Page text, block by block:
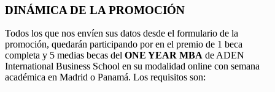
DINÁMICA DE LA PROMOCIÓN
Todos los que nos envíen sus datos desde el formulario de la
promoción, quedarán participando por en el premio de 1 beca
completa y 5 medias becas del ONE YEAR MBA de ADEN
International Business School en su modalidad online con semana
académica en Madrid o Panamá. Los requisitos son: